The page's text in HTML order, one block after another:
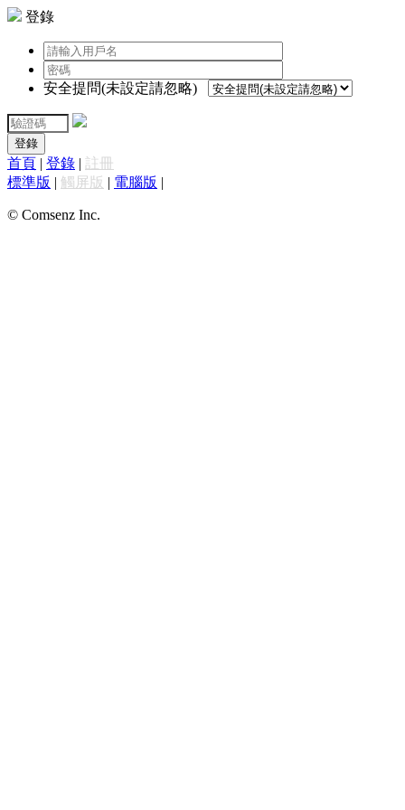
登錄
安全提問(未設定請忽略)
登錄
首頁 | 登錄 | 註冊
標準版 | 觸屏版 | 電腦版 |
© Comsenz Inc.